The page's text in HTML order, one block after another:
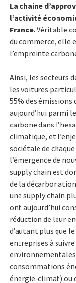
La chaine
l’activité
France. Véritable
du commerce, elle
l’empreinte
Ainsi, les secteurs
les voitures
55% des émissions
aujourd’hui parmi
carbone dans
climatique, et
sociétale de
l’émergence de
supply chain est
de la
une supply chain
ont aujourd’hui
réduction de leur
d’autant plus que
entreprises à
consommations
énergie-climat) ou